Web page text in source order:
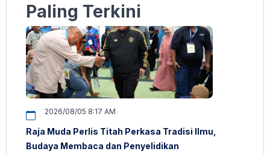
Paling Terkini
2026/08/05 8:17 AM
Raja Muda Perlis Titah Perkasa Tradisi Ilmu,
Budaya Membaca dan Penyelidikan